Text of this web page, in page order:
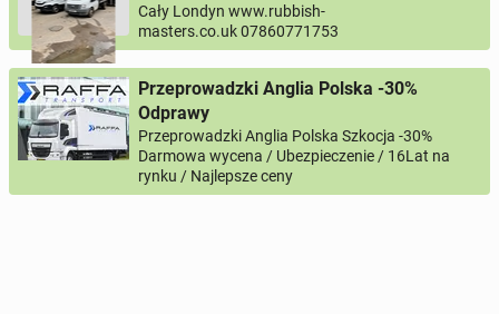
Cały Londyn www.rubbish-
masters.co.uk 07860771753
Przeprowadzki Anglia Polska -30%
Odprawy
Przeprowadzki Anglia Polska Szkocja -30%
Darmowa wycena / Ubezpieczenie / 16Lat na
rynku / Najlepsze ceny